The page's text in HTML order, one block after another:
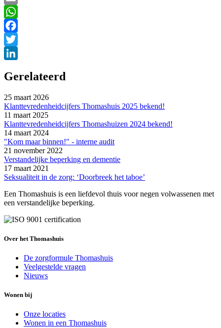
Email
WhatsApp
Facebook
Twitter
Gerelateerd
25 maart 2026
Klanttevredenheidcijfers Thomashuis 2025 bekend!
11 maart 2025
Klanttevredenheidcijfers Thomashuizen 2024 bekend!
14 maart 2024
"Kom maar binnen!" - interne audit
21 november 2022
Verstandelijke beperking en dementie
17 maart 2021
Seksualiteit in de zorg: ‘Doorbreek het taboe’
Een Thomashuis is een liefdevol thuis voor negen volwassenen met
een verstandelijke beperking.
Over het Thomashuis
De zorgformule Thomashuis
Veelgestelde vragen
Nieuws
Wonen bij
Onze locaties
Wonen in een Thomashuis